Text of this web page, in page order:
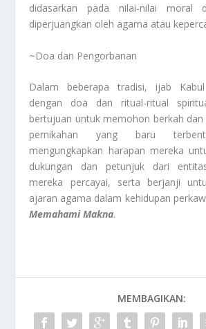
didasarkan pada nilai-nilai moral
diperjuangkan oleh agama atau
~Doa dan Pengorbanan
Dalam beberapa tradisi, ijab
dengan doa dan ritual-ritual
bertujuan untuk memohon berkah dan
pernikahan yang baru
mengungkapkan harapan mereka
dukungan dan petunjuk dari
mereka percayai, serta berjanji
ajaran agama dalam kehidupan
Memahami Makna.
MEMBAGIKAN: